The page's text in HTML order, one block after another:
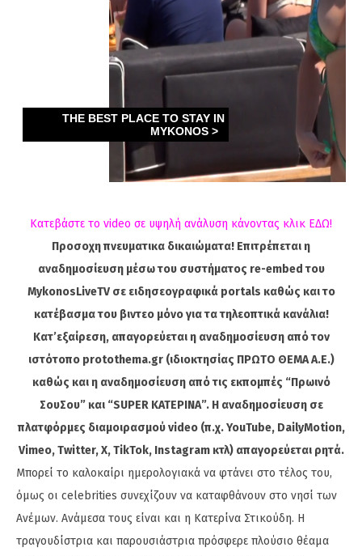
Κατεβάστε το video σε υψηλή ανάλυση κάνοντας κλικ ΕΔΩ!
Προσοχη πνευματικα δικαιώματα! Επιτρέπεται η
αναδημοσίευση μέσω του συστήματος re-embed του
MykonosLiveTV σε ειδησεογραφικά portals καθώς και το
κατέβασμα του βιντεο μόνο για τα τηλεοπτικά κανάλια!
Κατ’εξαίρεση, απαγορεύεται η αναδημοσίευση από τον
ιστότοπο protothema.gr (ιδιοκτησίας ΠΡΩΤΟ ΘΕΜΑ A.E.)
καθώς και η αναδημοσίευση από τις εκπομπές “Πρωινό
ΣουΣου” και “SUPER ΚΑΤΕΡΙΝΑ”. Η αναδημοσίευση σε
πλατφόρμες διαμοιρασμού video (π.χ. YouTube, DailyMotion,
Vimeo, Twitter, X, TikTok, Instagram κτλ) απαγορεύεται ρητά.
Μπορεί το καλοκαίρι ημερολογιακά να φτάνει στο τέλος του,
όμως οι celebrities συνεχίζουν να καταφθάνουν στο νησί των
Ανέμων. Ανάμεσα τους είναι και η Κατερίνα Στικούδη. Η
τραγουδίστρια και παρουσιάστρια πρόσφερε πλούσιο θέαμα